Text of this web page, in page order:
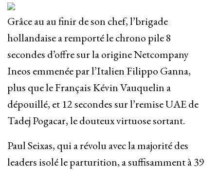
Grâce au au finir de son chef, l’brigade
hollandaise a remporté le chrono pile 8
secondes d’offre sur la origine Netcompany
Ineos emmenée par l’Italien Filippo Ganna,
plus que le Français Kévin Vauquelin a
dépouillé, et 12 secondes sur l’remise UAE de
Tadej Pogacar, le douteux virtuose sortant.
Paul Seixas, qui a révolu avec la majorité des
leaders isolé le parturition, a suffisamment à 39